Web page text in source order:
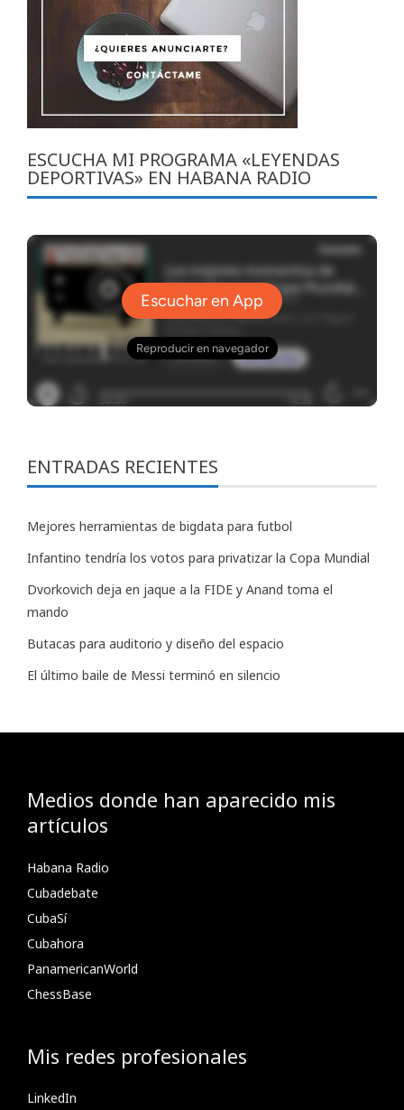
ESCUCHA MI PROGRAMA «LEYENDAS
DEPORTIVAS» EN HABANA RADIO
ENTRADAS RECIENTES
Mejores herramientas de bigdata para futbol
Infantino tendría los votos para privatizar la Copa Mundial
Dvorkovich deja en jaque a la FIDE y Anand toma el
mando
Butacas para auditorio y diseño del espacio
El último baile de Messi terminó en silencio
Medios donde han aparecido mis
artículos
Habana Radio
Cubadebate
CubaSí
Cubahora
PanamericanWorld
ChessBase
Mis redes profesionales
LinkedIn